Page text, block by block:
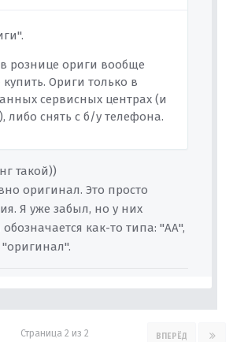
рознице ориги вообще
Ориги только в
сервисных центрах (и
либо снять с б/у телефона.
такой))
оригинал. Это просто
Я уже забыл, но у них
обозначается как-то типа: "АА",
ВПЕРЁД
Страница 2 из 2